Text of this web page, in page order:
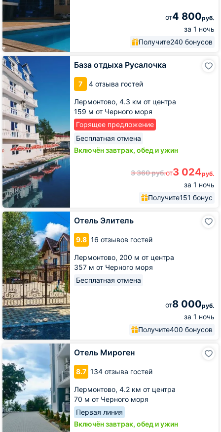
от4 800руб.
за 1 ночь
Получите240 бонусов
База отдыха Русалочка
7 4 отзыва гостей
Лермонтово, 4.3 км от центра
159 м от Черного моря
Горящее предложение
Бесплатная отмена
Включён завтрак, обед и ужин
3 360руб.от3 024руб.
за 1 ночь
Получите151 бонус
База
отдыха
Русалочка
Отель Элитель
9.8 16 отзывов гостей
Лермонтово, 200 м от центра
357 м от Черного моря
Бесплатная отмена
от8 000руб.
за 1 ночь
Получите400 бонусов
Отель
Элитель
Отель Мироген
8.7 134 отзыва гостей
Лермонтово, 4.2 км от центра
70 м от Черного моря
Первая линия
Включён завтрак, обед и ужин
Отель
Мироген